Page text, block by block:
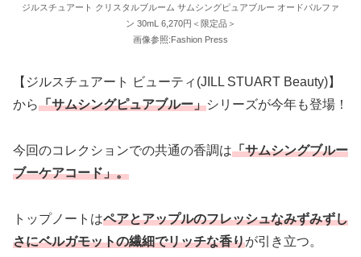
ジルスチュアート クリスタルブルーム サムシングピュアブルー オードパルファ
ン 30mL 6,270円＜限定品＞
画像参照:Fashion Press
【ジルスチュアート ビューティ(JILL STUART Beauty)】
から「サムシングピュアブルー」シリーズが今年も登場！
今回のコレクションでの共通の香調は「サムシングブルー
ブーケアコード」。
トップノートはペアとアップルのフレッシュなみずみずし
さにベルガモットの繊細でリッチな香りが引き立つ。